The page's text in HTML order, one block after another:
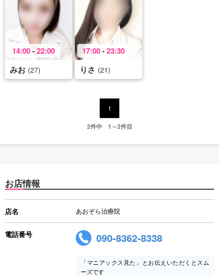
14:00-22:00
みお (27)
17:00-23:30
りさ (21)
1
2件中 1～2件目
お店情報
店名 あおぞら治療院
電話番号 090-8362-8338
「マニアックス見た」とお伝えいただくとスム
ーズです